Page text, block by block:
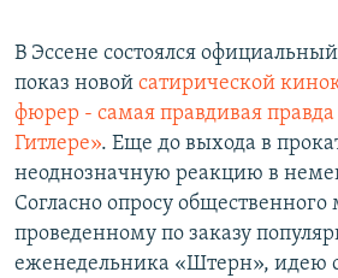
В Эссене состоялся
показ новой сатирической
фюрер - самая правдивая
Гитлере». Еще до выхода в
неоднозначную реакцию в
Согласно опросу
проведенному по заказу
еженедельника «Штерн», идею